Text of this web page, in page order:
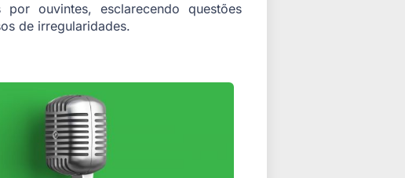
ouvintes, esclarecendo questões
de irregularidades.